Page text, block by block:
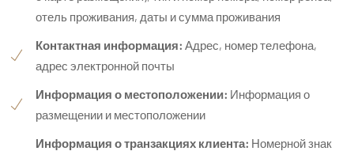
отель проживания, даты и сумма проживания
Контактная информация: Адрес, номер телефона,
адрес электронной почты
Информация о местоположении: Информация о
размещении и местоположении
Информация о транзакциях клиента: Номерной знак